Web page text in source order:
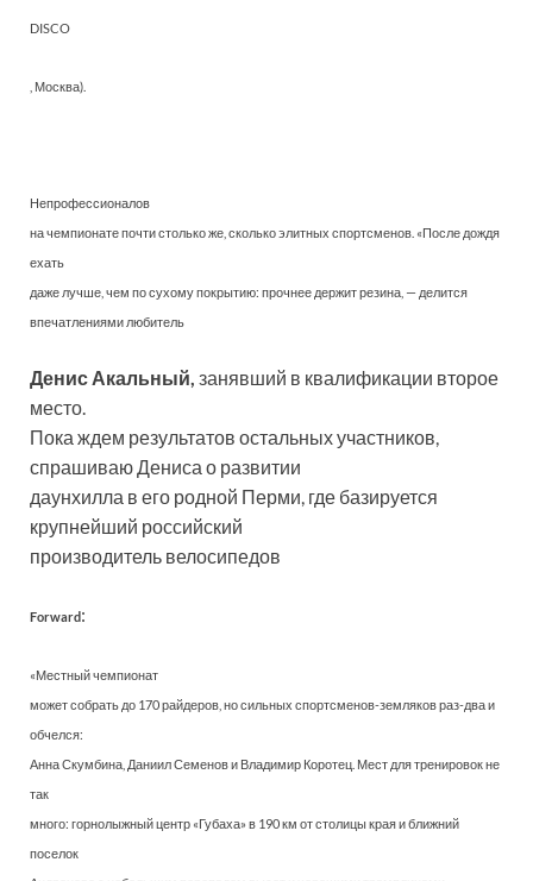
DISCO
, Москва).
Непрофессионалов
на чемпионате почти столько же, сколько элитных спортсменов. «После дождя
ехать
даже лучше, чем по сухому покрытию: прочнее держит резина, — делится
впечатлениями любитель
Денис Акальный, занявший в квалификации второе
место.
Пока ждем результатов остальных участников,
спрашиваю Дениса о развитии
даунхилла в его родной Перми, где базируется
крупнейший российский
производитель велосипедов
Forward:
«Местный чемпионат
может собрать до 170 райдеров, но сильных спортсменов-земляков раз-два и
обчелся:
Анна Скумбина, Даниил Семенов и Владимир Коротец. Мест для тренировок не
так
много: горнолыжный центр «Губаха» в 190 км от столицы края и ближний
поселок